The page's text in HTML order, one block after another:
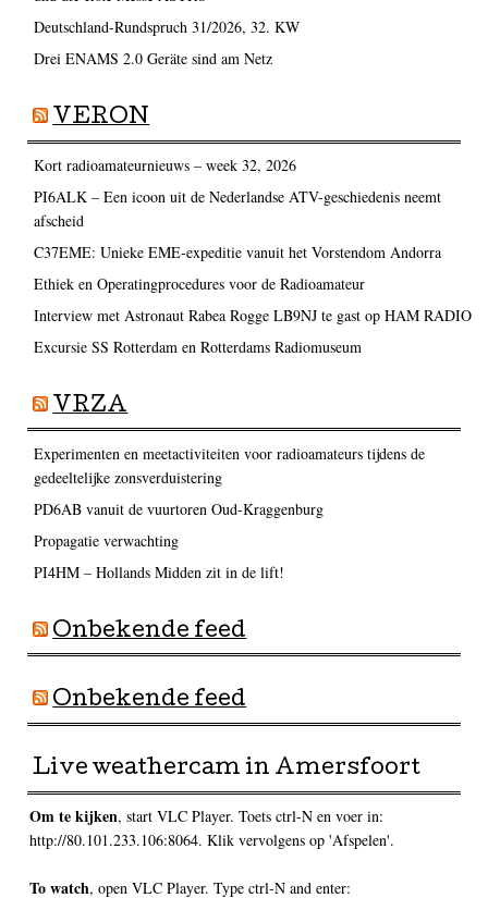
Deutschland-Rundspruch 31/2026, 32. KW
Drei ENAMS 2.0 Geräte sind am Netz
VERON
Kort radioamateurnieuws – week 32, 2026
PI6ALK – Een icoon uit de Nederlandse ATV-geschiedenis neemt
afscheid
C37EME: Unieke EME-expeditie vanuit het Vorstendom Andorra
Ethiek en Operatingprocedures voor de Radioamateur
Interview met Astronaut Rabea Rogge LB9NJ te gast op HAM RADIO
Excursie SS Rotterdam en Rotterdams Radiomuseum
VRZA
Experimenten en meetactiviteiten voor radioamateurs tijdens de
gedeeltelijke zonsverduistering
PD6AB vanuit de vuurtoren Oud-Kraggenburg
Propagatie verwachting
PI4HM – Hollands Midden zit in de lift!
Onbekende feed
Onbekende feed
Live weathercam in Amersfoort
Om te kijken, start VLC Player. Toets ctrl-N en voer in:
http://80.101.233.106:8064. Klik vervolgens op 'Afspelen'.
To watch, open VLC Player. Type ctrl-N and enter: